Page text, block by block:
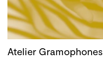
Atelier Gramophones